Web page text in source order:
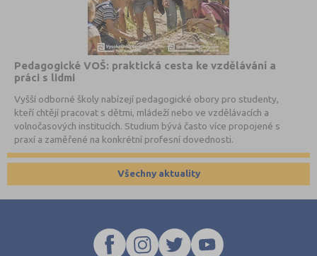
Pedagogické VOŠ: praktická cesta ke vzdělávání a
práci s lidmi
Vyšší odborné školy nabízejí pedagogické obory pro studenty,
kteří chtějí pracovat s dětmi, mládeží nebo ve vzdělávacích a
volnočasových institucích. Studium bývá často více propojené s
praxí a zaměřené na konkrétní profesní dovednosti.
Všechny aktuality